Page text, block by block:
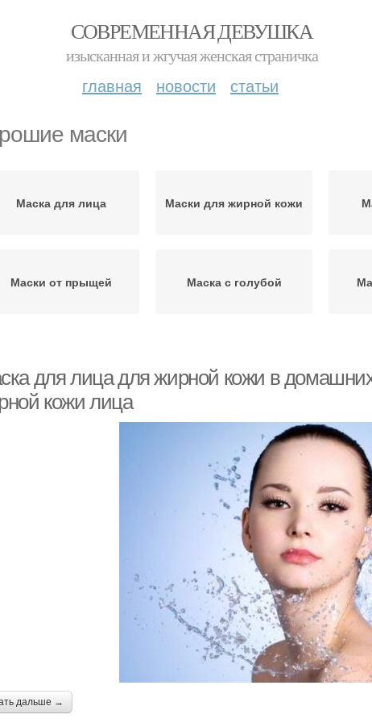
СОВРЕМЕННАЯ ДЕВУШКА
изысканная и жгучая женская страничка
главная новости статьи
маски
Маска для лица Маски для жирной кожи
Маски от прыщей Маска с голубой
и
Натуральные маски
Тканевые маски
Питательные маски
для лица для жирной кожи в
кожи лица
дальше →